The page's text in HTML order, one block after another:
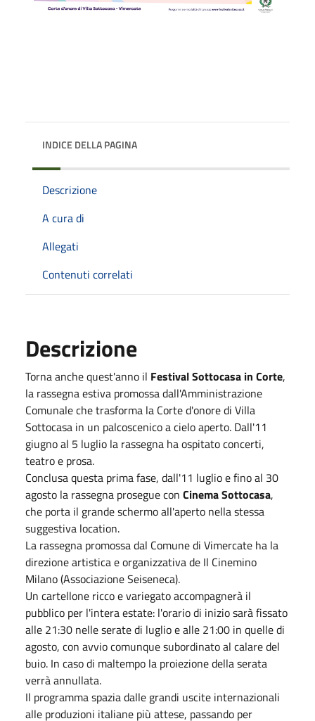
INDICE DELLA PAGINA
Descrizione
A cura di
Allegati
Contenuti correlati
Descrizione
Torna anche quest'anno il Festival Sottocasa in Corte,
la rassegna estiva promossa dall'Amministrazione
Comunale che trasforma la Corte d'onore di Villa
Sottocasa in un palcoscenico a cielo aperto. Dall'11
giugno al 5 luglio la rassegna ha ospitato concerti,
teatro e prosa.
Conclusa questa prima fase, dall'11 luglio e fino al 30
agosto la rassegna prosegue con Cinema Sottocasa,
che porta il grande schermo all'aperto nella stessa
suggestiva location.
La rassegna promossa dal Comune di Vimercate ha la
direzione artistica e organizzativa de Il Cinemino
Milano (Associazione Seiseneca).
Un cartellone ricco e variegato accompagnerà il
pubblico per l'intera estate: l'orario di inizio sarà fissato
alle 21:30 nelle serate di luglio e alle 21:00 in quelle di
agosto, con avvio comunque subordinato al calare del
buio. In caso di maltempo la proiezione della serata
verrà annullata.
Il programma spazia dalle grandi uscite internazionali
alle produzioni italiane più attese, passando per